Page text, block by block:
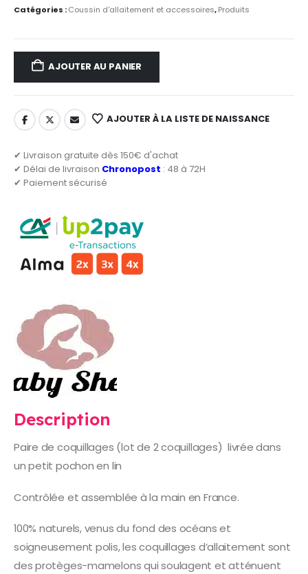
Catégories :Coussin d'allaitement et accessoires,Produits
AJOUTER AU PANIER
AJOUTER À LA LISTE DE NAISSANCE
✔ Livraison gratuite dès 150€ d'achat
✔ Délai de livraison Chronopost : 48 à 72H
✔ Paiement sécurisé
Description
Paire de coquillages (lot de 2 coquillages) livrée dans
un petit pochon en lin
Contrôlée et assemblée à la main en France.
100% naturels, venus du fond des océans et
soigneusement polis, les coquillages d’allaitement sont
des protèges-mamelons qui soulagent et atténuent